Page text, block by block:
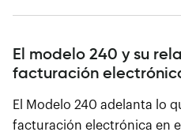
El modelo 240 y su
facturación
El Modelo 240 adelanta lo
facturación electrónica en